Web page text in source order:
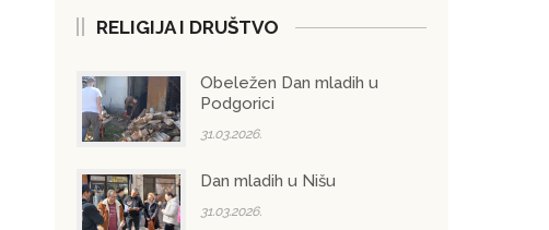
RELIGIJA I DRUŠTVO
Obeležen Dan mladih u
Podgorici
31.03.2026.
Dan mladih u Nišu
31.03.2026.